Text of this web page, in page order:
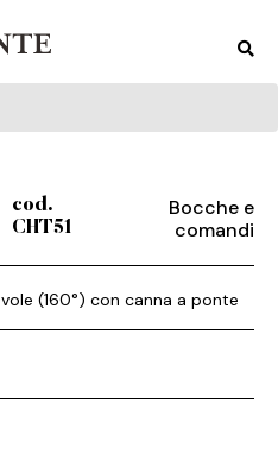
cod.
CHT51
Bocche e
comandi
(160°) con canna a ponte